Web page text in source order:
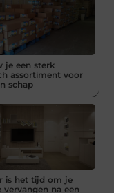
je een sterk
assortiment voor
schap
is het tijd om je
vervangen na een